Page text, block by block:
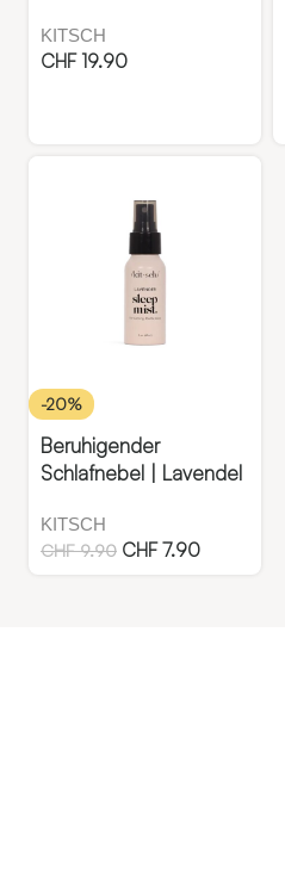
KITSCH
CHF19.90
-20%
Beruhigender
Schlafnebel | Lavendel
KITSCH
CHF9.90 CHF7.90